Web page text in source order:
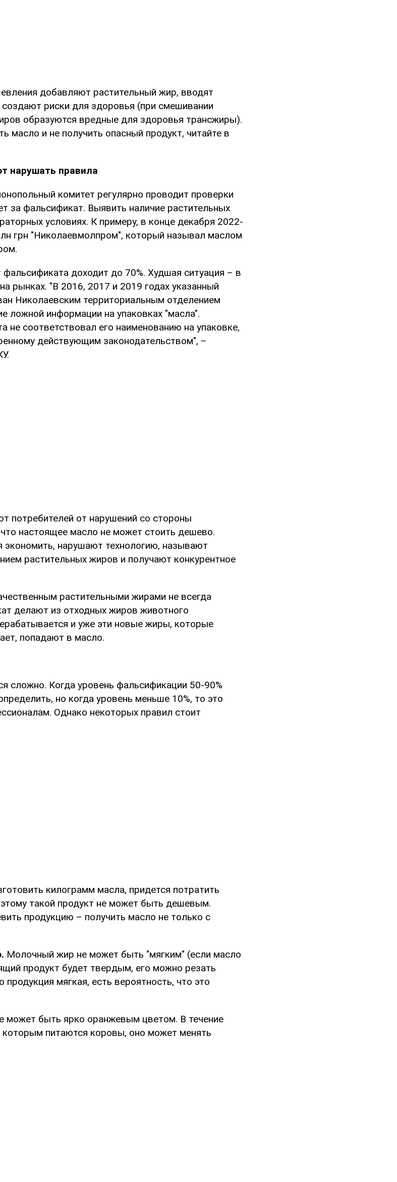
добавляют растительный жир, вводят
создают риски для здоровья (при смешивании
образуются вредные для здоровья трансжиры).
масло и не получить опасный продукт, читайте в
нарушать правила
комитет регулярно проводит проверки
за фальсификат. Выявить наличие растительных
условиях. К примеру, в конце декабря 2022-
грн "Николаевмолпром", который называл маслом
доходит до 70%. Худшая ситуация – в
рынках. "В 2016, 2017 и 2019 годах указанный
Николаевским территориальным отделением
ложной информации на упаковках "масла".
не соответствовал его наименованию на упаковке,
действующим законодательством", –
от нарушений со стороны
настоящее масло не может стоить дешево.
нарушают технологию, называют
растительных жиров и получают конкурентное
растительными жирами не всегда
делают из отходных жиров животного
и уже эти новые жиры, которые
попадают в масло.
сложно. Когда уровень фальсификации 50-90%
но когда уровень меньше 10%, то это
Однако некоторых правил стоит
килограмм масла, придется потратить
такой продукт не может быть дешевым.
продукцию – получить масло не только с
Молочный жир не может быть "мягким" (если масло
продукт будет твердым, его можно резать
мягкая, есть вероятность, что это
может быть ярко оранжевым цветом. В течение
которым питаются коровы, оно может менять